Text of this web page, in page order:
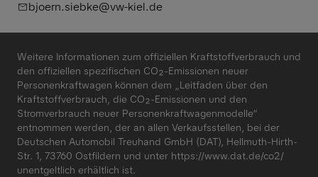
bjoern.siebke@vw-kiel.de
Weitere Informationen zum offiziellen Kraftstoffverbrauch und
den offiziellen spezifischen CO₂-Emissionen neuer
Personenkraftwagen können dem „Leitfaden über den
Kraftstoffverbrauch, die CO₂-Emissionen und den
Stromverbrauch neuer Personenkraftwagenmodelle“
entnommen werden, der an allen Verkaufsstellen, bei der
Deutschen Automobil Treuhand GmbH (DAT), Hellmuth-Hirth-
Str. 1, 73760 Ostfildern und unter https://www.dat.de/co2/
unentgeltlich erhältlich ist.